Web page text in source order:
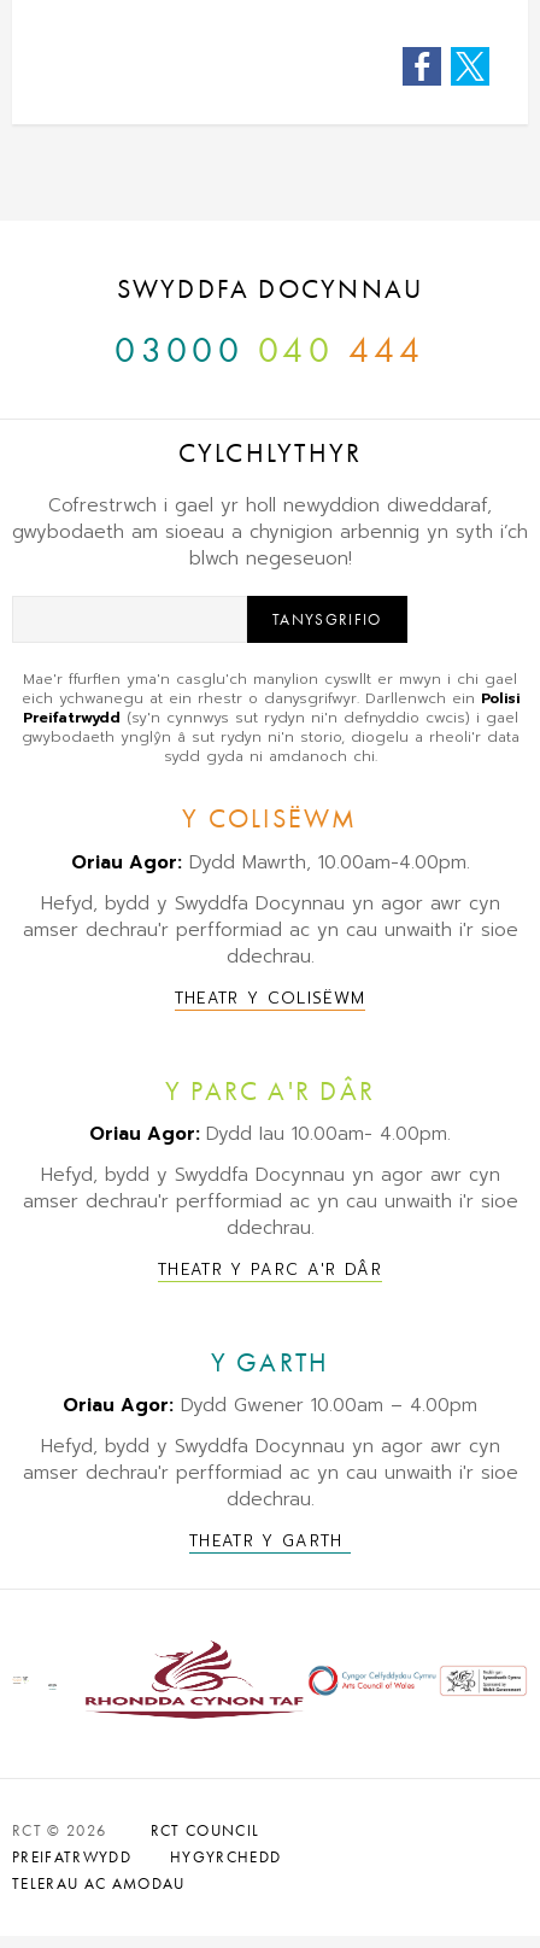
Facebook
SWYDDFA DOCYNNAU
03000 040 444
CYLCHLYTHYR
Cofrestrwch i gael yr holl newyddion diweddaraf,
gwybodaeth am sioeau a chynigion arbennig yn syth i’ch
blwch negeseuon!
TANYSGRIFIO
Mae'r ffurflen yma'n casglu'ch manylion cyswllt er mwyn i chi gael
eich ychwanegu at ein rhestr o danysgrifwyr. Darllenwch ein Polisi
Preifatrwydd (sy'n cynnwys sut rydyn ni'n defnyddio cwcis) i gael
gwybodaeth ynglŷn â sut rydyn ni'n storio, diogelu a rheoli'r data
sydd gyda ni amdanoch chi.
Y COLISËWM
Oriau Agor:Dydd Mawrth, 10.00am-4.00pm.
Hefyd, bydd y Swyddfa Docynnau yn agor awr cyn
amser dechrau'r perfformiad ac yn cau unwaith i'r sioe
ddechrau.
THEATR Y COLISËWM
Y PARC A'R DÂR
Oriau Agor: Dydd Iau 10.00am- 4.00pm.
Hefyd, bydd y Swyddfa Docynnau yn agor awr cyn
amser dechrau'r perfformiad ac yn cau unwaith i'r sioe
ddechrau.
THEATR Y PARC A'R DÂR
Y GARTH
Oriau Agor: Dydd Gwener 10.00am – 4.00pm
Hefyd, bydd y Swyddfa Docynnau yn agor awr cyn
amser dechrau'r perfformiad ac yn cau unwaith i'r sioe
ddechrau.
THEATR Y GARTH
RCT © 2026
RCT COUNCIL
PREIFATRWYDD
HYGYRCHEDD
TELERAU AC AMODAU